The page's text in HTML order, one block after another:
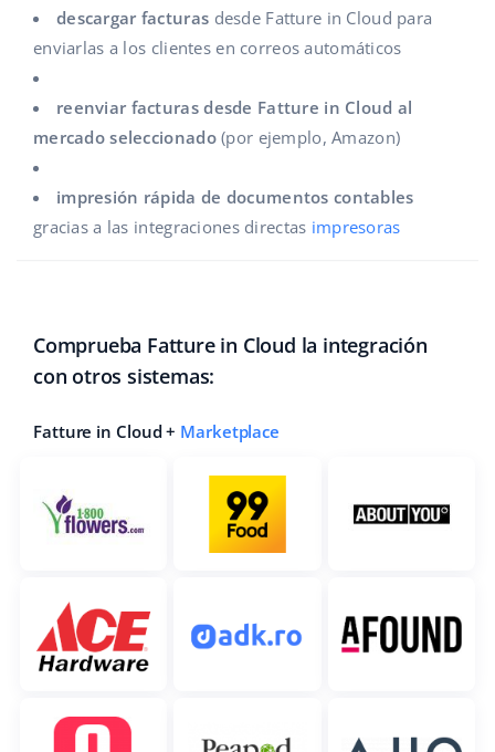
descargar facturas desde Fatture in Cloud para
enviarlas a los clientes en correos automáticos
reenviar facturas desde Fatture in Cloud al
mercado seleccionado(por ejemplo, Amazon)
impresión rápida de documentos contables
gracias a las integraciones directas impresoras
Comprueba Fatture in Cloud la integración
con otros sistemas:
Fatture in Cloud + Marketplace